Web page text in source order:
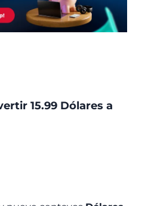
15.99 Dólares a